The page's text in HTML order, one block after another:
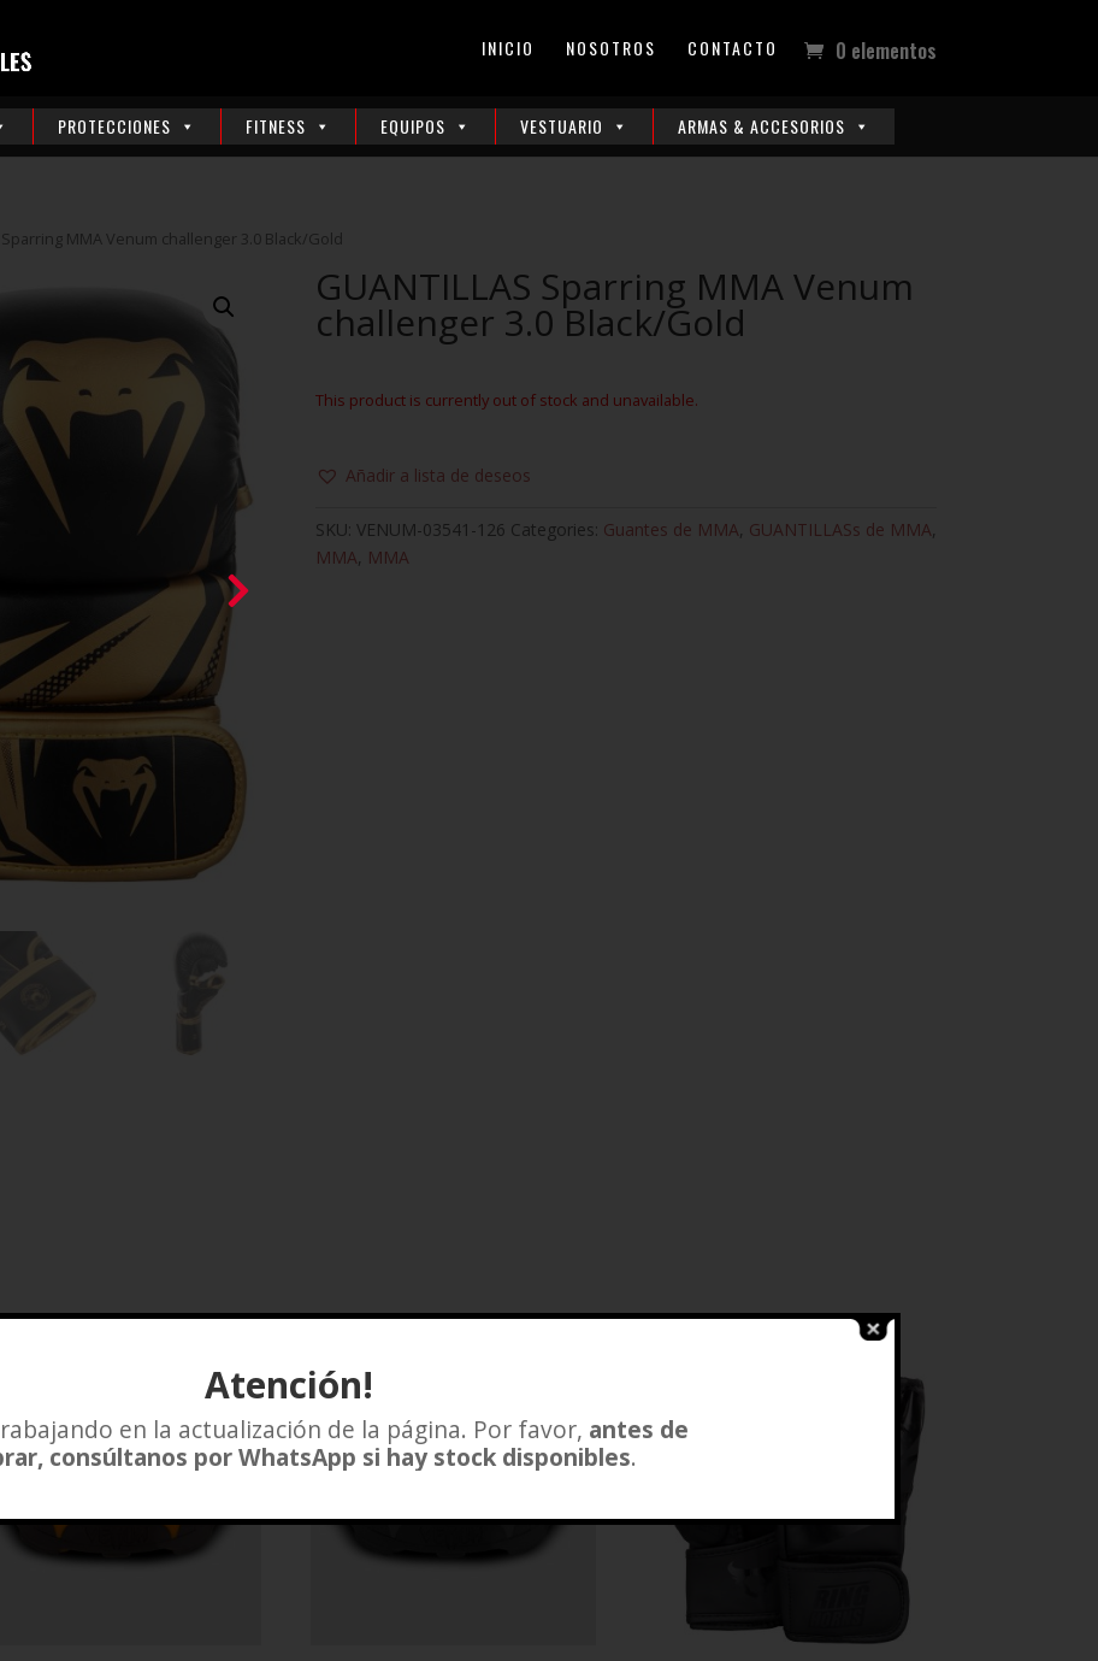
INICIO NOSOTROS CONTACTO 0 elementos
PROTECCIONES FITNESS EQUIPOS VESTUARIO ARMAS & ACCESORIOS
Sparring MMA Venum challenger 3.0 Black/Gold
GUANTILLAS Sparring MMA Venum
challenger 3.0 Black/Gold
This product is currently out of stock and unavailable.
Añadir a lista de deseos
SKU: VENUM-03541-126 Categories: Guantes de MMA, GUANTILLASs de MMA,
MMA, MMA
Atención!
en la actualización de la página. Por favor, antes de
consúltanos por WhatsApp si hay stock disponibles.